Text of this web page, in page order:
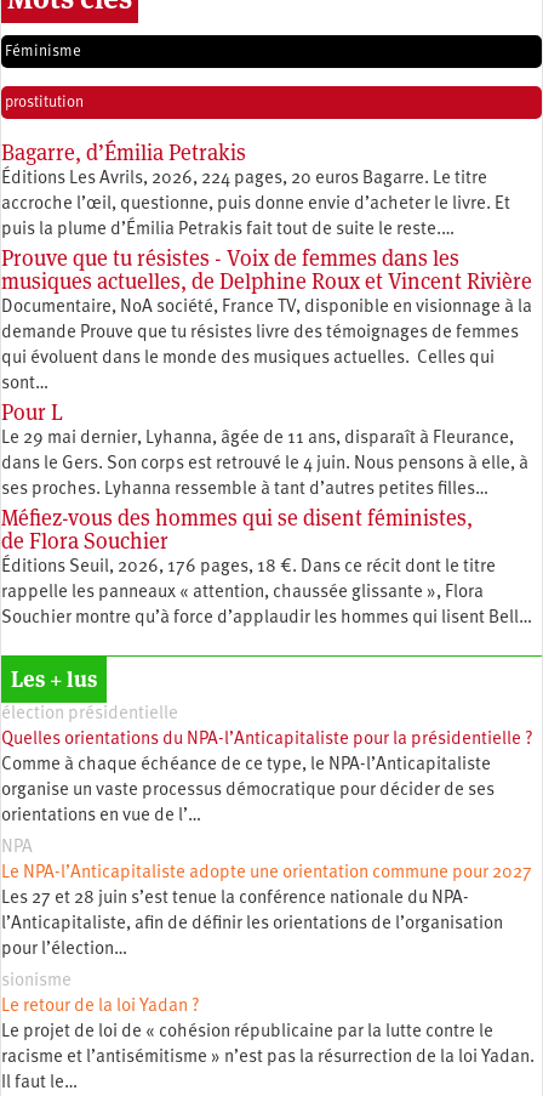
Féminisme
prostitution
Bagarre, d’Émilia Petrakis
Éditions Les Avrils, 2026, 224 pages, 20 euros Bagarre. Le titre
accroche l’œil, questionne, puis donne envie d’acheter le livre. Et
puis la plume d’Émilia Petrakis fait tout de suite le reste.…
Prouve que tu résistes - Voix de femmes dans les
musiques actuelles, de Delphine Roux et Vincent Rivière
Documentaire, NoA société, France TV, disponible en visionnage à la
demande Prouve que tu résistes livre des témoignages de femmes
qui évoluent dans le monde des musiques actuelles. Celles qui
sont…
Pour L
Le 29 mai dernier, Lyhanna, âgée de 11 ans, disparaît à Fleurance,
dans le Gers. Son corps est retrouvé le 4 juin. Nous pensons à elle, à
ses proches. Lyhanna ressemble à tant d’autres petites filles…
Méfiez-vous des hommes qui se disent féministes,
de Flora Souchier
Éditions Seuil, 2026, 176 pages, 18 €. Dans ce récit dont le titre
rappelle les panneaux « attention, chaussée glissante », Flora
Souchier montre qu’à force d’applaudir les hommes qui lisent Bell…
Les + lus
élection présidentielle
Quelles orientations du NPA-l’Anticapitaliste pour la présidentielle ?
Comme à chaque échéance de ce type, le NPA-l’Anticapitaliste
organise un vaste processus démocratique pour décider de ses
orientations en vue de l’…
NPA
Le NPA-l’Anticapitaliste adopte une orientation commune pour 2027
Les 27 et 28 juin s’est tenue la conférence nationale du NPA-
l’Anticapitaliste, afin de définir les orientations de l’organisation
pour l’élection…
sionisme
Le retour de la loi Yadan ?
Le projet de loi de « cohésion républicaine par la lutte contre le
racisme et l’antisémitisme » n’est pas la résurrection de la loi Yadan.
Il faut le…